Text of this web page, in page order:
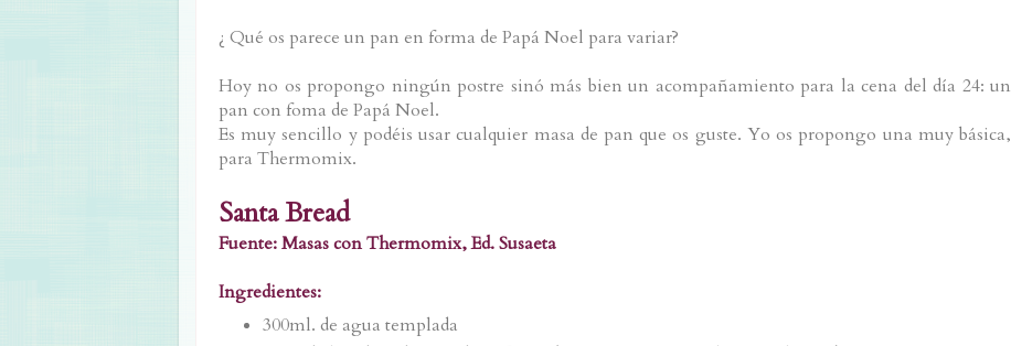
¿ Qué os parece un pan en forma de Papá Noel para variar?
Hoy no os propongo ningún postre sinó más bien un acompañamiento para la cena del día 24: un
pan con foma de Papá Noel.
Es muy sencillo y podéis usar cualquier masa de pan que os guste. Yo os propongo una muy básica,
para Thermomix.
Santa Bread
Fuente: Masas con Thermomix, Ed. Susaeta
Ingredientes:
300ml. de agua templada